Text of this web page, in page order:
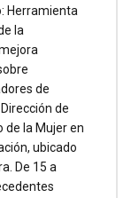
Herramienta
la
de
de
de la Mujer en
ubicado
De 15 a